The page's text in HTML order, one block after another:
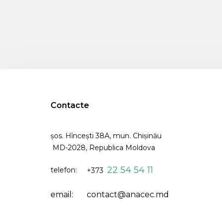
Contacte
șos. Hîncești 38A, mun. Chişinău
MD-2028, Republica Moldova
telefon: +373 22 54 54 11
email: contact@anacec.md